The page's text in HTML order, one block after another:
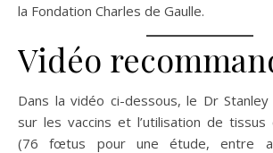
la Fondation Charles de Gaulle.
Vidéo
Dans la vidéo ci-dessous, le Dr Stanley
sur les vaccins et l’utilisation de
(76 fœtus pour une étude, entre